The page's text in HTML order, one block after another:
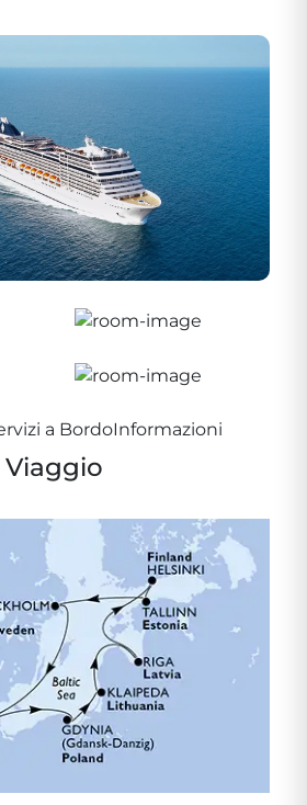
a BordoInformazioni